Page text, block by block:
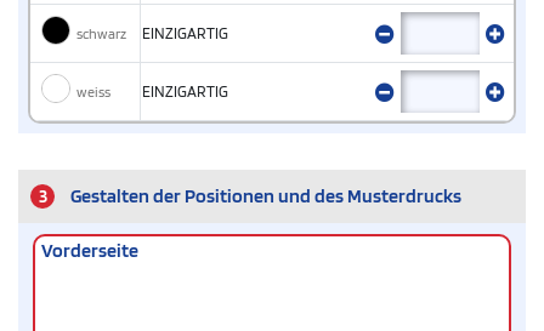
schwarz EINZIGARTIG
weiss EINZIGARTIG
3 Gestalten der Positionen und des Musterdrucks
Vorderseite